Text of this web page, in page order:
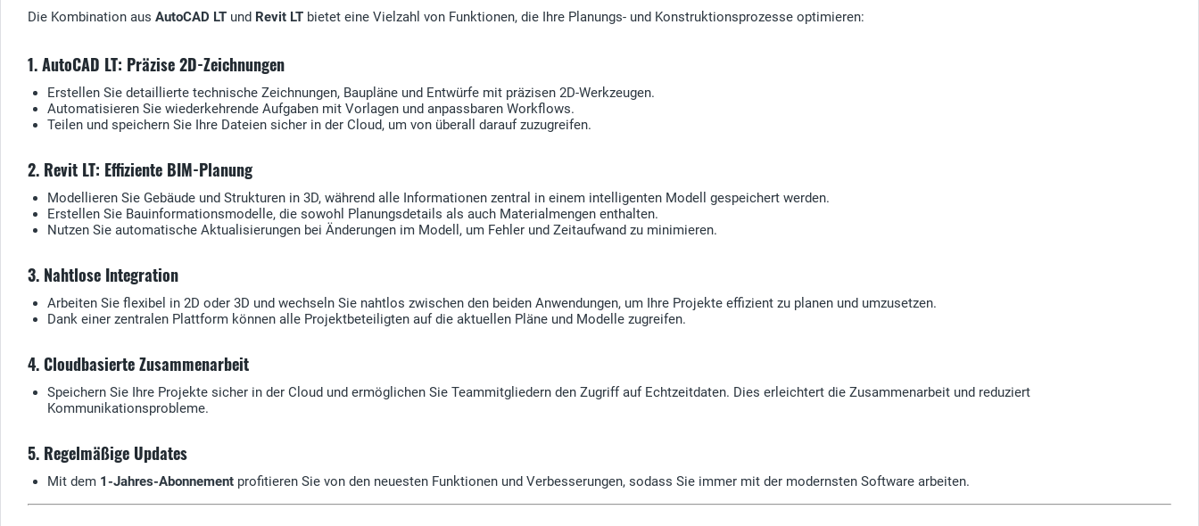
Die Kombination aus AutoCAD LT und Revit LT bietet eine Vielzahl von Funktionen, die Ihre Planungs- und Konstruktionsprozesse optimieren:
1. AutoCAD LT: Präzise 2D-Zeichnungen
Erstellen Sie detaillierte technische Zeichnungen, Baupläne und Entwürfe mit präzisen 2D-Werkzeugen.
Automatisieren Sie wiederkehrende Aufgaben mit Vorlagen und anpassbaren Workflows.
Teilen und speichern Sie Ihre Dateien sicher in der Cloud, um von überall darauf zuzugreifen.
2. Revit LT: Effiziente BIM-Planung
Modellieren Sie Gebäude und Strukturen in 3D, während alle Informationen zentral in einem intelligenten Modell gespeichert werden.
Erstellen Sie Bauinformationsmodelle, die sowohl Planungsdetails als auch Materialmengen enthalten.
Nutzen Sie automatische Aktualisierungen bei Änderungen im Modell, um Fehler und Zeitaufwand zu minimieren.
3. Nahtlose Integration
Arbeiten Sie flexibel in 2D oder 3D und wechseln Sie nahtlos zwischen den beiden Anwendungen, um Ihre Projekte effizient zu planen und umzusetzen.
Dank einer zentralen Plattform können alle Projektbeteiligten auf die aktuellen Pläne und Modelle zugreifen.
4. Cloudbasierte Zusammenarbeit
Speichern Sie Ihre Projekte sicher in der Cloud und ermöglichen Sie Teammitgliedern den Zugriff auf Echtzeitdaten. Dies erleichtert die Zusammenarbeit und reduziert
Kommunikationsprobleme.
5. Regelmäßige Updates
Mit dem 1-Jahres-Abonnement profitieren Sie von den neuesten Funktionen und Verbesserungen, sodass Sie immer mit der modernsten Software arbeiten.